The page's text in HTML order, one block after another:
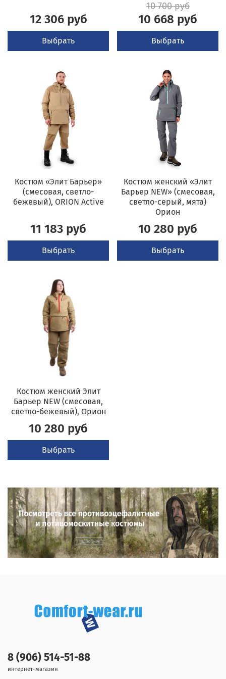
12 306 руб
Выбрать
10 700 руб
10 668 руб
Выбрать
Костюм «Элит Барьер»
(смесовая, светло-
бежевый), ORION Active
11 183 руб
Выбрать
Костюм женский «Элит
Барьер NEW» (смесовая,
светло-серый, мята)
Орион
10 280 руб
Выбрать
Костюм женский Элит
Барьер NEW (смесовая,
светло-бежевый), Орион
10 280 руб
Выбрать
8 (906) 514-51-88
интернет-магазин